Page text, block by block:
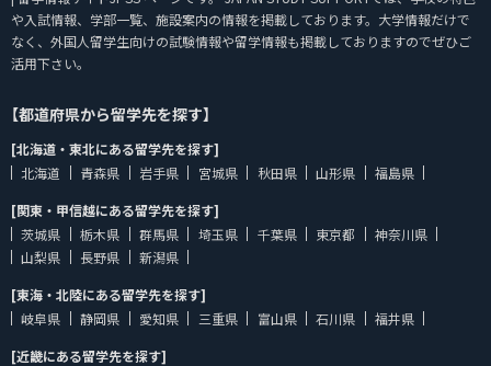
や入試情報、学部一覧、施設案内の情報を掲載しております。大学情報だけで
なく、外国人留学生向けの試験情報や留学情報も掲載しておりますのでぜひご
活用下さい。
【都道府県から留学先を探す】
[北海道・東北にある留学先を探す]
北海道
青森県 岩手県 宮城県 秋田県 山形県
福島県
[関東・甲信越にある留学先を探す]
茨城県
栃木県 群馬県 埼玉県 千葉県 東京都
神奈川県
山梨県
長野県
新潟県
[東海・北陸にある留学先を探す]
岐阜県
静岡県 愛知県 三重県 富山県 石川県
福井県
[近畿にある留学先を探す]